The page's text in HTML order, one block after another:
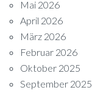
Mai 2026
April 2026
März 2026
Februar 2026
Oktober 2025
September 2025